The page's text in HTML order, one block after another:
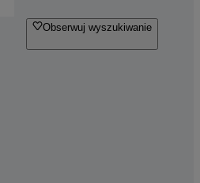
Obserwuj wyszukiwanie